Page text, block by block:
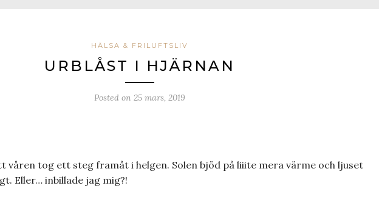
HÄLSA & FRILUFTSLIV
URBLÅST I HJÄRNAN
Posted on 25 mars, 2019
våren tog ett steg framåt i helgen. Solen bjöd på liiite mera värme och ljuset
Eller… inbillade jag mig?!